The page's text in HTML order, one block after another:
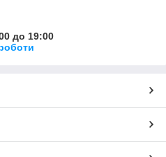
до 19:00